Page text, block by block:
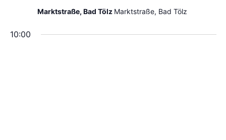
Marktstraße, Bad Tölz Marktstraße, Bad Tölz
10:00